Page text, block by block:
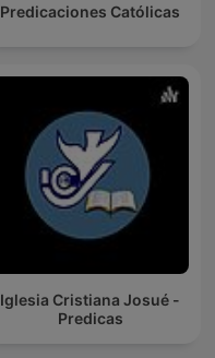
Predicaciones Católicas
Iglesia Cristiana Josué -
Predicas